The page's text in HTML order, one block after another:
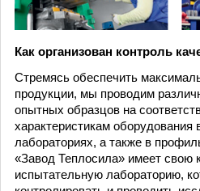
Как организован контроль
Стремясь обеспечить
продукции, мы проводим
опытных образцов на
характеристикам оборудования
лабораториях, а также в
«Завод Теплосила» имеет свою
испытательную лабораторию,